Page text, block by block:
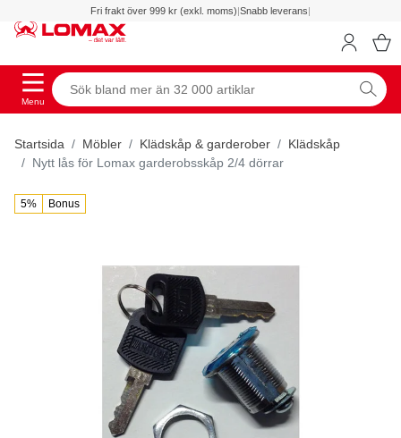
Fri frakt över 999 kr (exkl. moms)|Snabb leverans|
Menu
Startsida Möbler Klädskåp & garderober
Klädskåp
Nytt lås för Lomax garderobsskåp 2/4 dörrar
5% Bonus